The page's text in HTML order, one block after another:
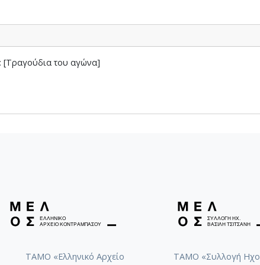
008-064-Ασκήσεις φούγκας [1947-6-22-1948-7-15]
Sc-008-065-Fuga [1948-08-20]
008-066-Εισαγωγή για ορχήστρα [1948-06-24-1948-08-20]
008-067-Σχέδια [1946-07-07-1948-12-12]
008-068-Σπουδή για βιολί και cello [1948]
Sc-009-076-Το Κοιμητήριο Εισαγωγή, για μικρή ορχήστρα και
009-077-Πρελούδιο-Πενιά-Χορός, (Για τέσσερα χέρια) [1950]
009-080-Πέντε Κρητικά τραγούδια [1951]
[Τραγούδια του αγώνα]
ΤΑΜΟ «Ελληνικό Αρχείο
ΤΑΜΟ «Συλλογή